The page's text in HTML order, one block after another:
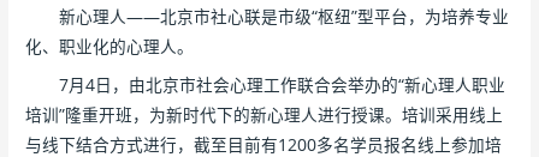
新心理人——北京市社心联是市级“枢纽”型平台，为培养专业
化、职业化的心理人。
7月4日，由北京市社会心理工作联合会举办的“新心理人职业
培训”隆重开班，为新时代下的新心理人进行授课。培训采用线上
与线下结合方式进行，截至目前有1200多名学员报名线上参加培